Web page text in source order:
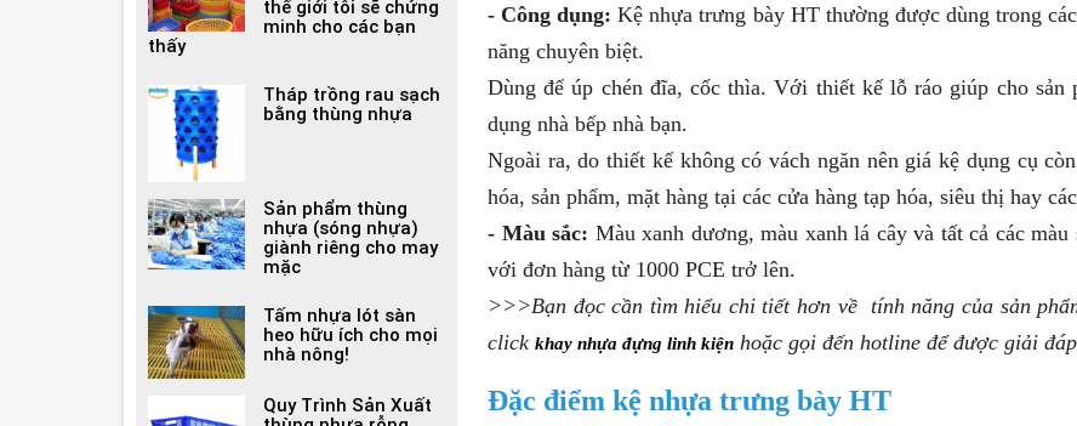
- Công dụng: Kệ nhựa trưng bày HT thường được dùng trong
năng chuyên biệt.
Dùng để úp chén đĩa, cốc thìa. Với thiết kế lỗ ráo giúp cho sản
dụng nhà bếp nhà bạn.
Ngoài ra, do thiết kế không có vách ngăn nên giá kệ dụng cụ
hóa, sản phẩm, mặt hàng tại các cửa hàng tạp hóa, siêu thị hay
- Màu sắc: Màu xanh dương, màu xanh lá cây và tất cả các màu
với đơn hàng từ 1000 PCE trở lên.
>>>Bạn đọc cần tìm hiểu chi tiết hơn về tính năng của sản
click khay nhựa đựng linh kiện hoặc gọi đến hotline để được giải
Đặc điểm kệ nhựa trưng bày HT
thế giới tôi sẽ chứng
minh cho các bạn
thấy
Tháp trồng rau sạch
bằng thùng nhựa
Sản phẩm thùng
nhựa (sóng nhựa)
giành riêng cho may
mặc
Tấm nhựa lót sàn
heo hữu ích cho mọi
nhà nông!
Quy Trình Sản Xuất